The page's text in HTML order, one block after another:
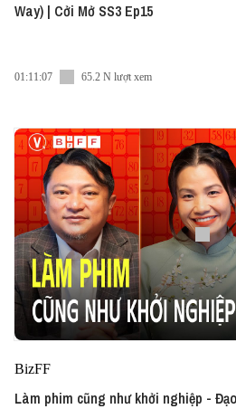
Way) | Cởi Mở SS3 Ep15
01:11:07 65.2 N lượt xem
BizFF
Làm phim cũng như khởi nghiệp -